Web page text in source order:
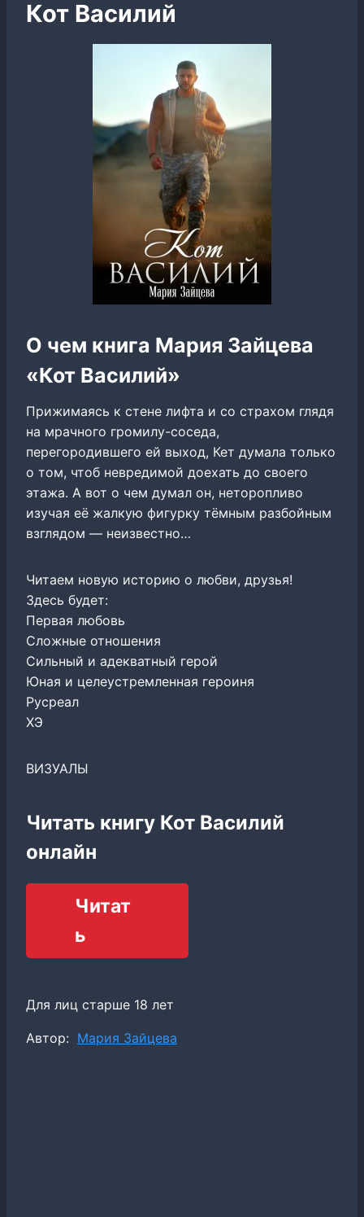
Кот Василий
О чем книга Мария Зайцева
«Кот Василий»
Прижимаясь к стене лифта и со страхом глядя
на мрачного громилу-соседа,
перегородившего ей выход, Кет думала только
о том, чтоб невредимой доехать до своего
этажа. А вот о чем думал он, неторопливо
изучая её жалкую фигурку тёмным разбойным
взглядом — неизвестно…
Читаем новую историю о любви, друзья!
Здесь будет:
Первая любовь
Сложные отношения
Сильный и адекватный герой
Юная и целеустремленная героиня
Русреал
ХЭ
ВИЗУАЛЫ
Читать книгу Кот Василий
онлайн
Читат
ь
Для лиц старше 18 лет
Метки
Автор: Мария Зайцева